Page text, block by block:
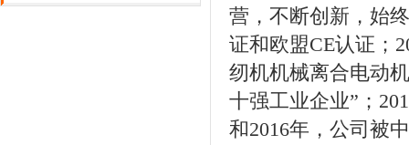
营，不断创新，始
证和欧盟CE认证；
纫机机械离合电动
十强工业企业”；
和2016年，公司被